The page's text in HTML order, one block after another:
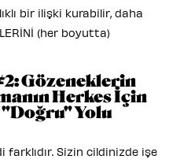
bir ilişki kurabilir, daha
(her boyutta)
Gözeneklerin
Herkes İçin
"Doğru" Yolu
farklıdır. Sizin cildinizde işe